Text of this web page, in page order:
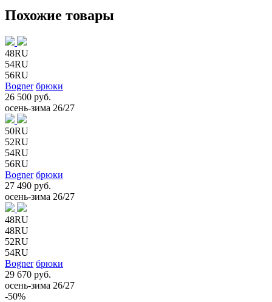
Похожие товары
48RU
54RU
56RU
Bogner брюки
26 500 руб.
осень-зима 26/27
50RU
52RU
54RU
56RU
Bogner брюки
27 490 руб.
осень-зима 26/27
48RU
48RU
52RU
54RU
Bogner брюки
29 670 руб.
осень-зима 26/27
-50%